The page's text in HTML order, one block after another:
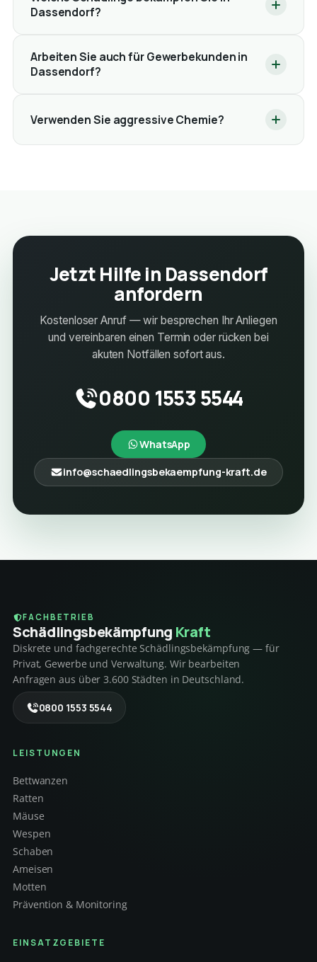
Dassendorf?
Arbeiten Sie auch für Gewerbekunden in
Dassendorf?
Verwenden Sie aggressive Chemie?
Jetzt Hilfe in Dassendorf
anfordern
Kostenloser Anruf — wir besprechen Ihr Anliegen
und vereinbaren einen Termin oder rücken bei
akuten Notfällen sofort aus.
0800 1553 5544
WhatsApp
info@schaedlingsbekaempfung-kraft.de
FACHBETRIEB
Schädlings­bekämpfung Kraft
Diskrete und fachgerechte Schädlingsbekämpfung — für
Privat, Gewerbe und Verwaltung. Wir bearbeiten
Anfragen aus über 3.600 Städten in Deutschland.
0800 1553 5544
LEISTUNGEN
Bettwanzen
Ratten
Mäuse
Wespen
Schaben
Ameisen
Motten
Prävention & Monitoring
EINSATZGEBIETE